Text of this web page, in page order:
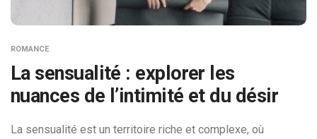
ROMANCE
La sensualité : explorer les
nuances de l’intimité et du désir
La sensualité est un territoire riche et complexe, où